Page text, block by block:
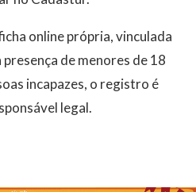
online própria, vinculada
de menores de 18
incapazes, o registro é
legal.